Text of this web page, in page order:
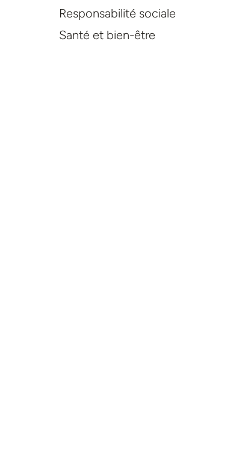
Responsabilité sociale
Santé et bien-être